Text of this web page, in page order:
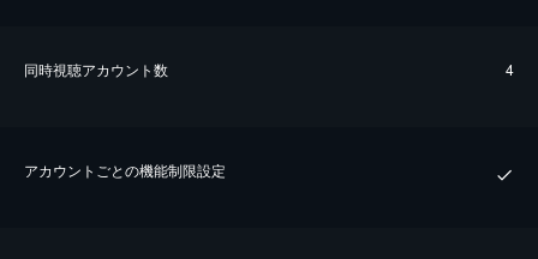
同時視聴アカウント数 4
アカウントごとの機能制限設定